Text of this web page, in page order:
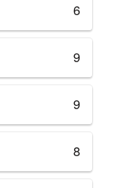
6
9
9
8